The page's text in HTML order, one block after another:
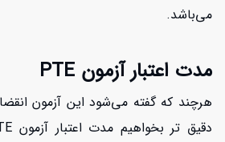
می‌باشد.
مدت اعتبار آزمون PTE
هرچند که گفته می‌شود این آزمون انقضا